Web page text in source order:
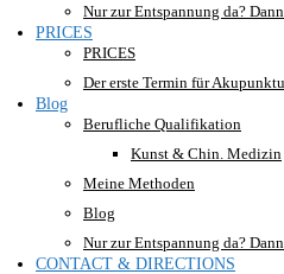
Nur zur Entspannung da?
PRICES
PRICES
Der erste Termin für
Blog
Berufliche Qualifikation
Kunst & Chin. Medizin
Meine Methoden
Blog
Nur zur Entspannung da?
CONTACT & DIRECTIONS